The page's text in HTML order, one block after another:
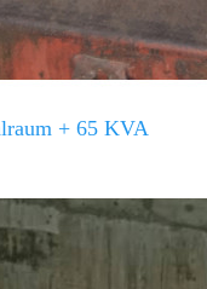
+ 65 KVA